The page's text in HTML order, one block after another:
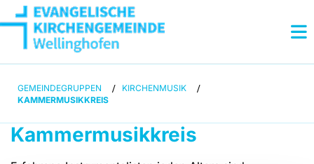
GEMEINDEGRUPPEN / KIRCHENMUSIK /
KAMMERMUSIKKREIS
Kammermusikkreis